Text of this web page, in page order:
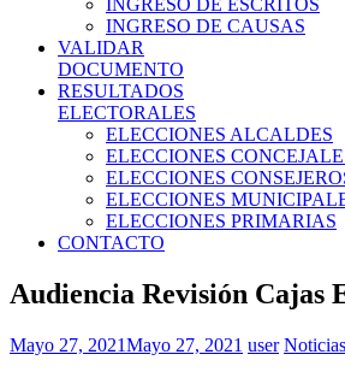
INGRESO DE ESCRITOS
INGRESO DE CAUSAS
VALIDAR
DOCUMENTO
RESULTADOS
ELECTORALES
ELECCIONES ALCALDES
ELECCIONES
ELECCIONES
ELECCIONES
ELECCIONES PRIMARIAS
CONTACTO
Audiencia Revisión Cajas
Mayo 27, 2021Mayo 27, 2021 user Noticias